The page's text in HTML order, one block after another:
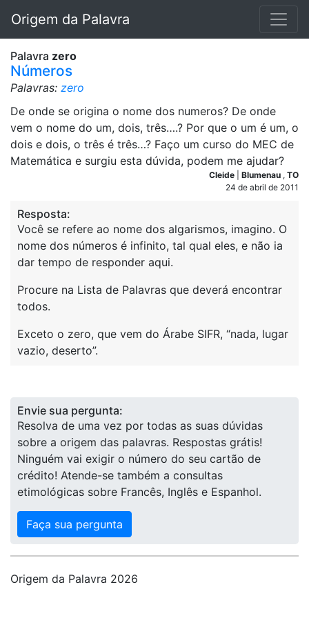
Origem da Palavra
Palavra zero
Números
Palavras: zero
De onde se origina o nome dos numeros? De onde
vem o nome do um, dois, três….? Por que o um é um, o
dois e dois, o três é três…? Faço um curso do MEC de
Matemática e surgiu esta dúvida, podem me ajudar?
Cleide Blumenau , TO
24 de abril de 2011
Resposta:
Você se refere ao nome dos algarismos, imagino. O
nome dos números é infinito, tal qual eles, e não ia
dar tempo de responder aqui.
Procure na Lista de Palavras que deverá encontrar
todos.
Exceto o zero, que vem do Árabe SIFR, “nada, lugar
vazio, deserto”.
Envie sua pergunta:
Resolva de uma vez por todas as suas dúvidas
sobre a origem das palavras. Respostas grátis!
Ninguém vai exigir o número do seu cartão de
crédito! Atende-se também a consultas
etimológicas sobre Francês, Inglês e Espanhol.
Faça sua pergunta
Origem da Palavra 2026